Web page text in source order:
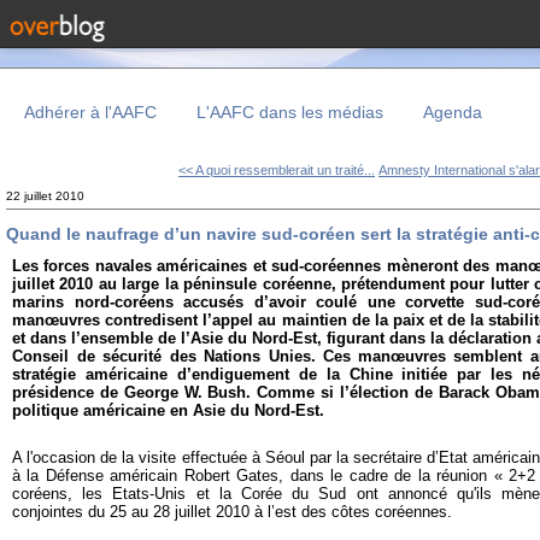
Adhérer à l'AAFC L'AAFC dans les médias Agenda
<< A quoi ressemblerait un traité... Amnesty International
22 juillet 2010
Quand le naufrage d’un navire sud-coréen sert la stratégie
Les forces navales américaines et sud-coréennes mèneront des
juillet 2010 au large la péninsule coréenne, prétendument pour lutter
marins nord-coréens accusés d’avoir coulé une corvette sud-
manœuvres contredisent l’appel au maintien de la paix et de la
et dans l’ensemble de l’Asie du Nord-Est, figurant dans la
Conseil de sécurité des Nations Unies. Ces manœuvres semblent
stratégie américaine d’endiguement de la Chine initiée par les
présidence de George W. Bush. Comme si l’élection de Barack
politique américaine en Asie du Nord-Est.
A l'occasion de la visite effectuée à Séoul par la secrétaire d’Etat
à la Défense américain Robert Gates, dans le cadre de la réunion «
coréens, les Etats-Unis et la Corée du Sud ont annoncé qu'ils
conjointes du 25 au 28 juillet 2010 à l’est des côtes coréennes.